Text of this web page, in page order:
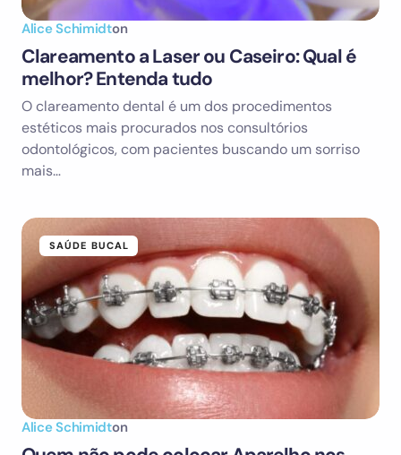
Alice Schimidton
Clareamento a Laser ou Caseiro: Qual é
melhor? Entenda tudo
O clareamento dental é um dos procedimentos
estéticos mais procurados nos consultórios
odontológicos, com pacientes buscando um sorriso
mais…
SAÚDE BUCAL
Alice Schimidton